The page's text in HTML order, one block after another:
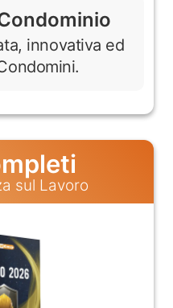
innovativa ed
sul Lavoro